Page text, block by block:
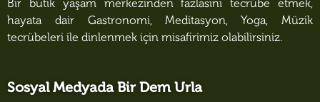
Bir butik yaşam merkezinden fazlasını tecrübe etmek,
hayata dair Gastronomi, Meditasyon, Yoga, Müzik
tecrübeleri ile dinlenmek için misafirimiz olabilirsiniz.
Sosyal Medyada Bir Dem Urla